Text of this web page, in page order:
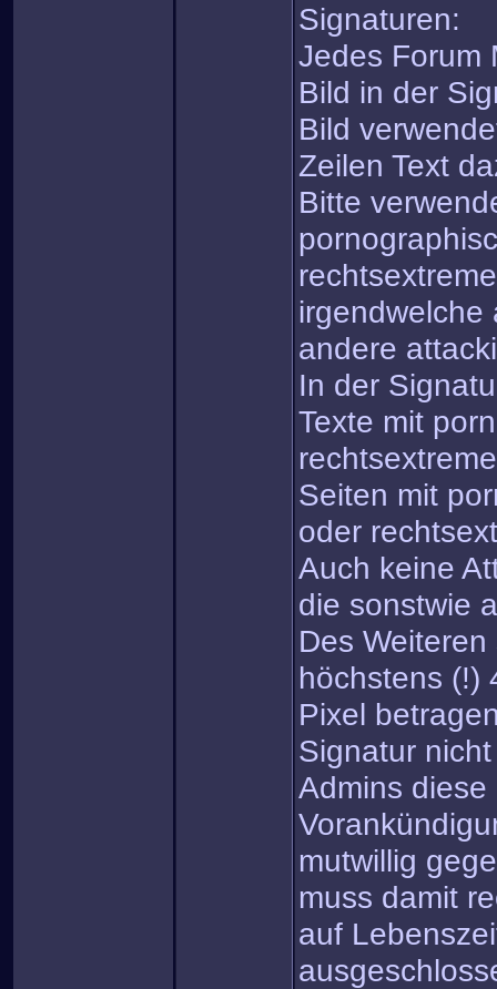
Signaturen:
Jedes Forum
Bild in der
Bild
Zeilen Text
Bitte
irgendwelche
andere
In der
Texte mit
Seiten mit
oder
Auch keine
die sonstwie
Des
höchstens (!)
Pixel
Signatur
Admins
mutwillig
muss damit
auf